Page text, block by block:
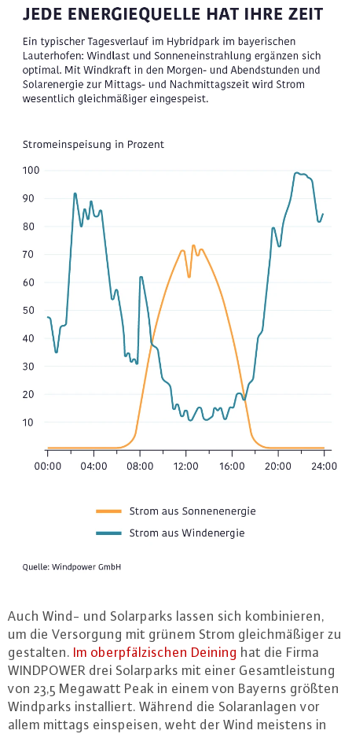
Auch Wind- und So­lar­parks lassen sich kom­bi­nie­ren,
um die Ver­sor­gung mit grünem Strom gleich­mä­ßi­ger zu
gestalten. Im ober­pfäl­zi­schen Deining hat die Firma
WINDPOWER drei So­lar­parks mit einer Ge­samt­leis­tung
von 23,5 Megawatt Peak in einem von Bayerns größten
Windparks in­stal­liert. Während die So­lar­an­la­gen vor
allem mittags ein­spei­sen, weht der Wind meistens in